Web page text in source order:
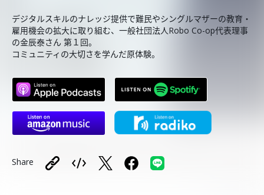
デジタルスキルのナレッジ提供で難民やシングルマザーの教育・
雇用機会の拡大に取り組む、一般社団法人Robo Co-op代表理事
の金辰泰さん 第１回。
コミュニティの大切さを学んだ原体験。
Share